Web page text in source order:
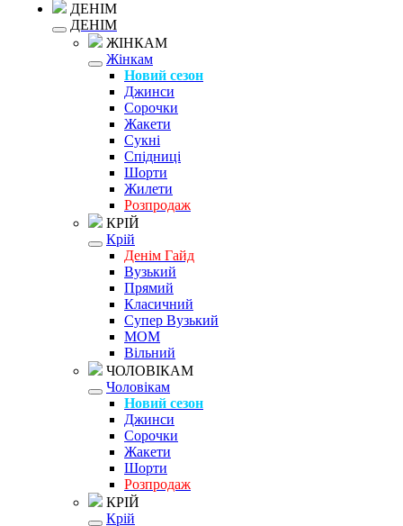
ДЕНІМ
ДЕНІМ
ЖІНКАМ
Жінкам
Новий сезон
Джинси
Сорочки
Жакети
Сукні
Спідниці
Шорти
Жилети
Розпродаж
КРІЙ
Крій
Денім Гайд
Вузький
Прямий
Класичний
Супер Вузький
MOM
Вільний
ЧОЛОВІКАМ
Чоловікам
Новий сезон
Джинси
Сорочки
Жакети
Шорти
Розпродаж
КРІЙ
Крій